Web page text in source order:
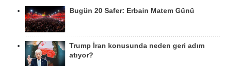
Bugün 20 Safer: Erbain Matem Günü
Trump İran konusunda neden geri adım
atıyor?